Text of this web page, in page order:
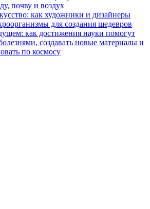
почву и воздух
как художники и дизайнеры
для создания шедевров
как достижения науки помогут
создавать новые материалы и
по космосу